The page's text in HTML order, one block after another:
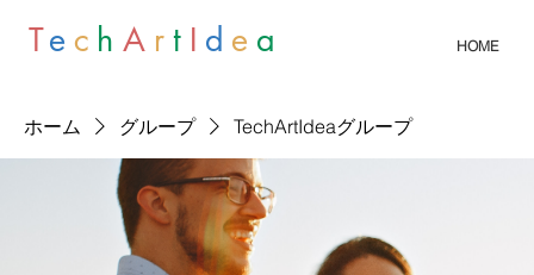
Te c hA r t I d e a HOME
ホーム グループ TechArtIdeaグループ